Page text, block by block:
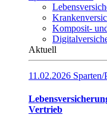
Komposit-
Aktuell
11.02.2026
Vertrieb